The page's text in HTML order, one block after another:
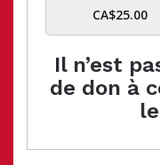
CA$25.00
Il n’est
de don à